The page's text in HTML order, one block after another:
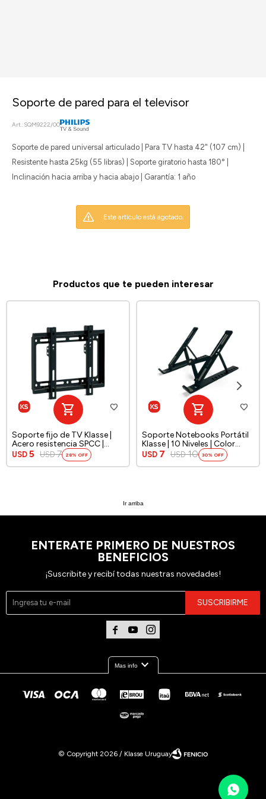
Soporte de pared para el televisor
SQM9222/00
Soporte de pared universal articulado | Para TV hasta 42" (107 cm) |
Resistente hasta 25kg (55 libras) | Soporte giratorio hasta 180° |
Inclinación hacia arriba y hacia abajo | Garantía: 1 año
Este artículo está agotado.
Productos que te pueden interesar
Soporte fijo de TV Klasse |
Acero resistencia SPCC |
Color negro
USD 5 USD 7 28
Soporte Notebooks Portátil
Klasse | 10 Niveles | Color
negro
USD 7 USD 10 30
Ir arriba
ENTERATE PRIMERO DE NUESTROS
BENEFICIOS
¡Suscribite y recibí todas nuestras novedades!
SUSCRIBIRME
  
Mas infoexpand_more
© Copyright 2026 / Klasse Uruguay